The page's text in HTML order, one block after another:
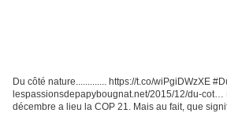
Du côté nature............. https://t.co/wiPgiDWzXE
lespassionsdepapybougnat.net/2015/12/du-cot…
décembre a lieu la COP 21. Mais au fait, que